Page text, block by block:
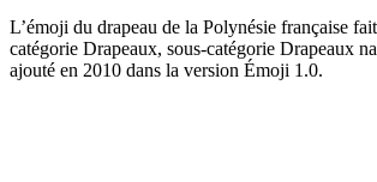
L’émoji du drapeau de la Polynésie française
catégorie Drapeaux, sous-catégorie Drapeaux
ajouté en 2010 dans la version Émoji 1.0.